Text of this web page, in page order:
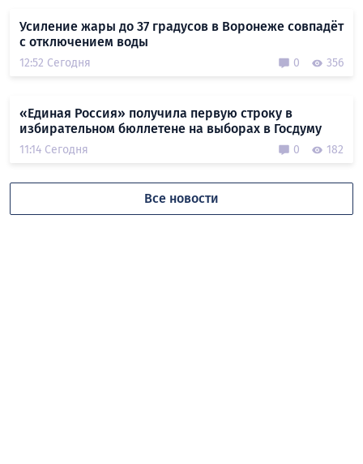
Усиление жары до 37 градусов в Воронеже совпадёт
с отключением воды
12:52 Сегодня 0 356
«Единая Россия» получила первую строку в
избирательном бюллетене на выборах в Госдуму
11:14 Сегодня 0 182
Все новости